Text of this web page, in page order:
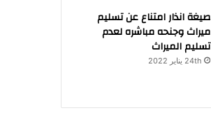
صيغة انذار امتناع عن تسليم
ميراث وجنحه مباشره لعدم
تسليم الميراث
24th يناير 2022